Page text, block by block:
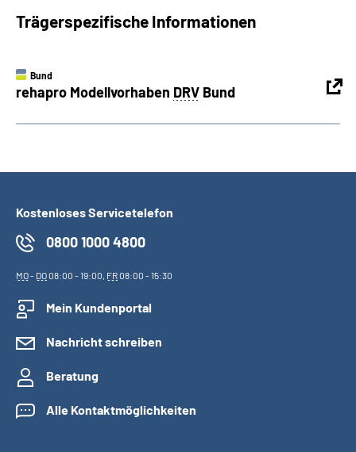
Trägerspezifische Informationen
Bund
rehapro Modellvorhaben DRV Bund
Kostenloses Servicetelefon
0800 1000 4800
MO- DO08:00 - 19:00, FR08:00 - 15:30
Mein Kundenportal
Nachricht schreiben
Beratung
Alle Kontaktmöglichkeiten